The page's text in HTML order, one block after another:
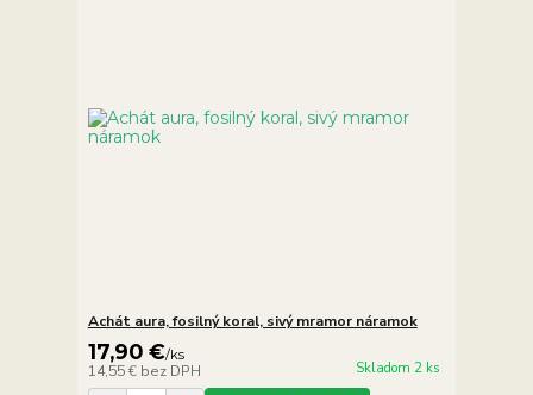
Achát aura, fosilný koral, sivý mramor náramok
17,90 €/ks
14,55 € bez DPH Skladom 2 ks